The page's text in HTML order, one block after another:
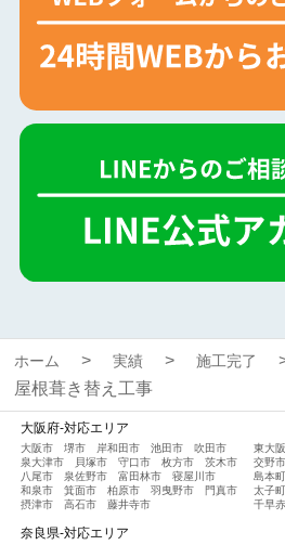
ホーム 実績 施工完了
屋根葺き替え工事
大阪府-対応エリア
大阪市 堺市 岸和田市 池田市
吹田市
泉大津市
貝塚市 守口市 枚方市
茨木市
八尾市
泉佐野市 富田林市
寝屋川市
和泉市
箕面市 柏原市 羽曳野市
門真市
摂津市
高石市 藤井寺市
東大
交野市
島本町
太子町
千早
奈良県-対応エリア